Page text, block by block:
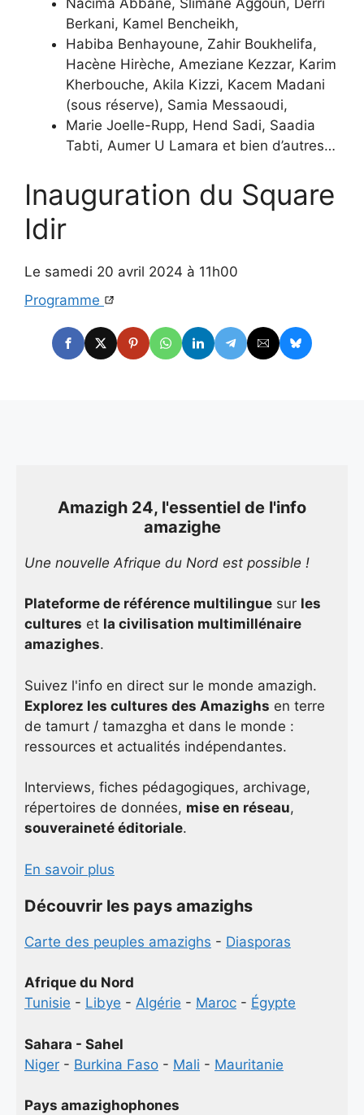
Nacima Abbane, Slimane Aggoun, Derri
Berkani, Kamel Bencheikh,
Habiba Benhayoune, Zahir Boukhelifa,
Hacène Hirèche, Ameziane Kezzar, Karim
Kherbouche, Akila Kizzi, Kacem Madani
(sous réserve), Samia Messaoudi,
Marie Joelle-Rupp, Hend Sadi, Saadia
Tabti, Aumer U Lamara et bien d’autres…
Inauguration du Square
Idir
Le samedi 20 avril 2024 à 11h00
Programme
Amazigh 24, l'essentiel de l'info
amazighe
Une nouvelle Afrique du Nord est possible !
Plateforme de référence multilingue sur les
cultures et la civilisation multimillénaire
amazighes.
Suivez l'info en direct sur le monde amazigh.
Explorez les cultures des Amazighs en terre
de tamurt / tamazgha et dans le monde :
ressources et actualités indépendantes.
Interviews, fiches pédagogiques, archivage,
répertoires de données, mise en réseau,
souveraineté éditoriale.
En savoir plus
Découvrir les pays amazighs
Carte des peuples amazighs - Diasporas
Afrique du Nord
Tunisie - Libye - Algérie - Maroc - Égypte
Sahara - Sahel
Niger - Burkina Faso - Mali - Mauritanie
Pays amazighophones